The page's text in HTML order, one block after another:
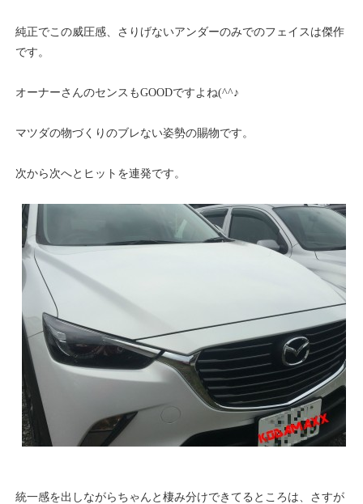
純正でこの威圧感、さりげないアンダーのみでのフェイスは傑作
です。
オーナーさんのセンスもGOODですよね(^^♪
マツダの物づくりのブレない姿勢の賜物です。
次から次へとヒットを連発です。
統一感を出しながらちゃんと棲み分けできてるところは、さすが